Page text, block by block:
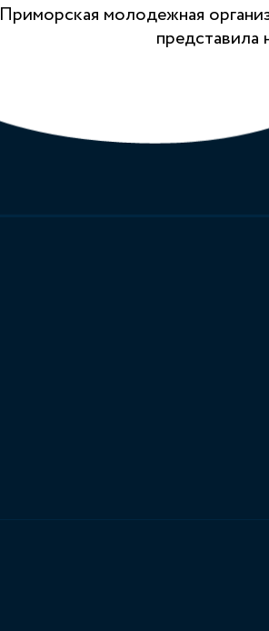
Приморская молодежная
представила